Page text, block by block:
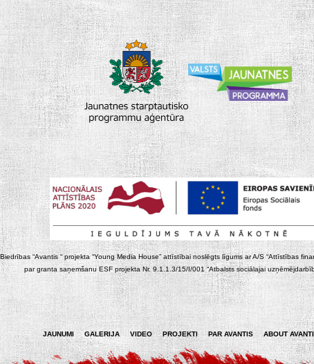
Biedrības “Avantis “ projekta “Young Media House” attīstībai noslēgts līgums ar A/S “Attīstības
par granta saņemšanu ESF projekta Nr. 9.1.1.3/15/I/001 “Atbalsts sociālajai
JAUNUMI GALERIJA VIDEO PROJEKTI PAR AVANTIS ABOUT